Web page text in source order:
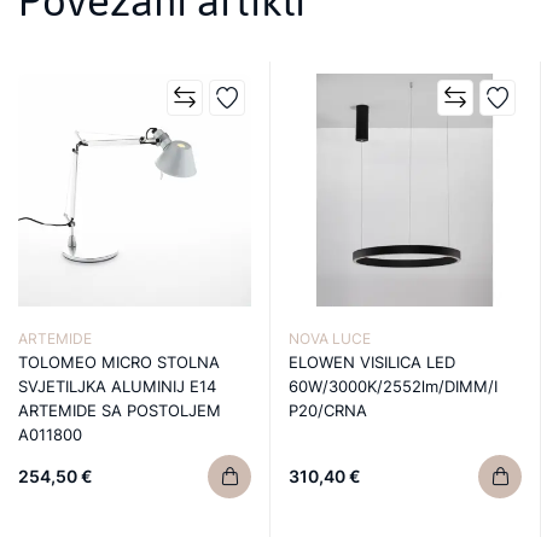
ARTEMIDE
TOLOMEO MICRO STOLNA
SVJETILJKA ALUMINIJ E14
ARTEMIDE SA POSTOLJEM
A011800
254,50 €
NOVA LUCE
ELOWEN VISILICA LED
60W/3000K/2552lm/DIMM/I
P20/CRNA
310,40 €